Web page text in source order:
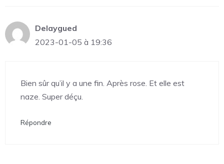
Delaygued
2023-01-05 à 19:36
Bien sûr qu’il y a une fin. Après rose. Et elle est
naze. Super déçu.
Répondre